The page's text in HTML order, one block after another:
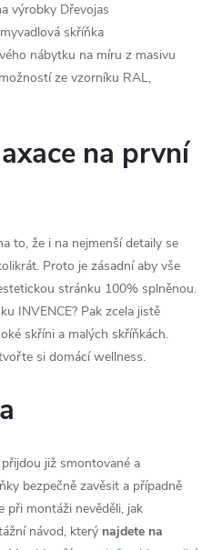
výrobky Dřevojas
skříňka
nábytku na míru z masivu
ze vzorníku RAL,
na první
to, že i na nejmenší detaily se
Proto je zásadní aby vše
stránku 100% splněnou.
INVENCE? Pak zcela jistě
skříni a malých skříňkách.
si domácí wellness.
již smontované a
bezpečně zavěsit a případně
při montáži nevěděli, jak
návod, který najdete na